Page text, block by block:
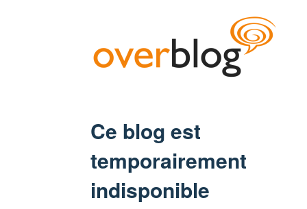
Ce blog est
temporairement
indisponible